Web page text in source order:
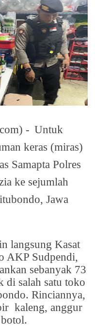
- Untuk
keras (miras)
Samapta Polres
ke sejumlah
Jawa
langsung Kasat
AKP Sudpendi,
sebanyak 73
di salah satu toko
Rinciannya,
kaleng, anggur